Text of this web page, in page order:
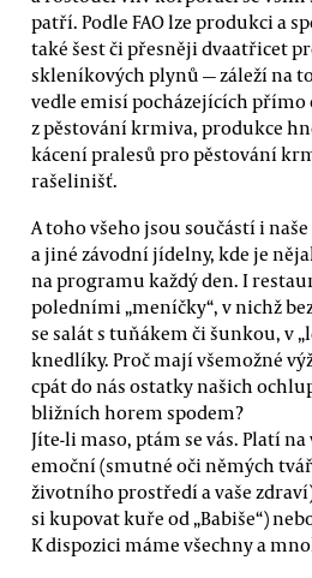
patří. Podle FAO lze produkci a
také šest či přesněji dvaatřicet
skleníkových plynů — záleží na
vedle emisí pocházejících přímo
z pěstování krmiva, produkce
kácení pralesů pro pěstování
rašelinišť.
A toho všeho jsou součástí i
a jiné závodní jídelny, kde je
na programu každý den. I
poledními „meníčky“, v nichž
se salát s tuňákem či šunkou, v
knedlíky. Proč mají všemožné
cpát do nás ostatky našich
bližních horem spodem?
Jíte-li maso, ptám se vás. Platí
emoční (smutné oči němých
životního prostředí a vaše
si kupovat kuře od „Babiše“)
K dispozici máme všechny a